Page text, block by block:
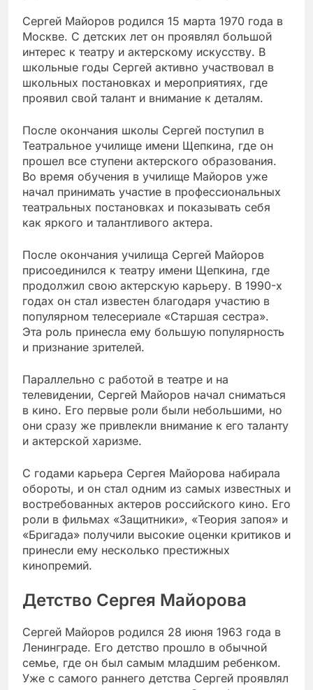
Сергей Майоров родился 15 марта 1970 года в
Москве. С детских лет он проявлял большой
интерес к театру и актерскому искусству. В
школьные годы Сергей активно участвовал в
школьных постановках и мероприятиях, где
проявил свой талант и внимание к деталям.
После окончания школы Сергей поступил в
Театральное училище имени Щепкина, где он
прошел все ступени актерского образования.
Во время обучения в училище Майоров уже
начал принимать участие в профессиональных
театральных постановках и показывать себя
как яркого и талантливого актера.
После окончания училища Сергей Майоров
присоединился к театру имени Щепкина, где
продолжил свою актерскую карьеру. В 1990-х
годах он стал известен благодаря участию в
популярном телесериале «Старшая сестра».
Эта роль принесла ему большую популярность
и признание зрителей.
Параллельно с работой в театре и на
телевидении, Сергей Майоров начал сниматься
в кино. Его первые роли были небольшими, но
они сразу же привлекли внимание к его таланту
и актерской харизме.
С годами карьера Сергея Майорова набирала
обороты, и он стал одним из самых известных и
востребованных актеров российского кино. Его
роли в фильмах «Защитники», «Теория запоя» и
«Бригада» получили высокие оценки критиков и
принесли ему несколько престижных
кинопремий.
Детство Сергея Майорова
Сергей Майоров родился 28 июня 1963 года в
Ленинграде. Его детство прошло в обычной
семье, где он был самым младшим ребенком.
Уже с самого раннего детства Сергей проявлял